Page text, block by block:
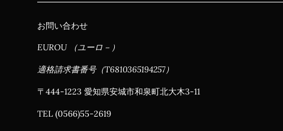
お問い合わせ
EUROU （ユーロ－）
適格請求書番号（T6810365194257）
〒444-1223 愛知県安城市和泉町北大木3-11
TEL (0566)55-2619